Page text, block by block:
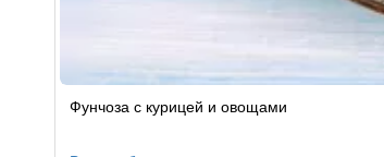
по
Фунчоза с курицей и овощами